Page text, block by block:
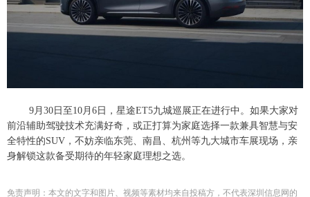
9月30日至10月6日，星途ET5九城巡展正在进行中。如果大家对
前沿辅助驾驶技术充满好奇，或正打算为家庭选择一款兼具智慧与安
全特性的SUV，不妨亲临东莞、南昌、杭州等九大城市车展现场，亲
身解锁这款备受期待的年轻家庭理想之选。
免责声明：本文的文字和图片、视频等素材均来自投稿方，不代表深圳信息网的